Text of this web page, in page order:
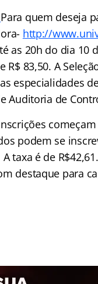
Para quem deseja
http://
as 20h do dia 10
R$ 83,50. A
especialidades
Auditoria de
podem se
taxa é de
destaque para